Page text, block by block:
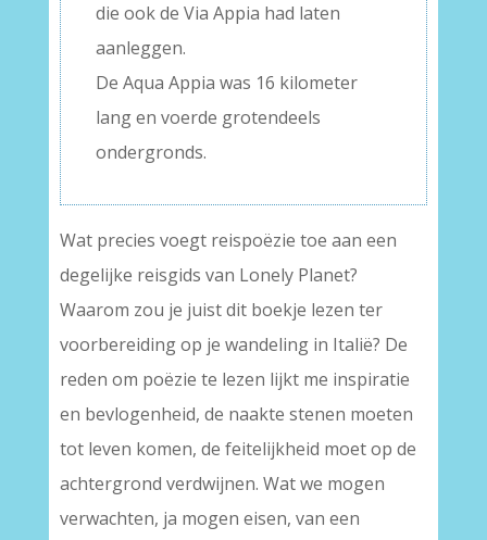
die ook de Via Appia had laten
aanleggen.
De Aqua Appia was 16 kilometer
lang en voerde grotendeels
ondergronds.
Wat precies voegt reispoëzie toe aan een
degelijke reisgids van Lonely Planet?
Waarom zou je juist dit boekje lezen ter
voorbereiding op je wandeling in Italië? De
reden om poëzie te lezen lijkt me inspiratie
en bevlogenheid, de naakte stenen moeten
tot leven komen, de feitelijkheid moet op de
achtergrond verdwijnen. Wat we mogen
verwachten, ja mogen eisen, van een